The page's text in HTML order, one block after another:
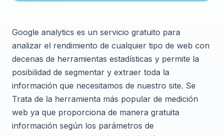
Google analytics es un servicio gratuito para
analizar el rendimiento de cualquier tipo de web con
decenas de herramientas estadísticas y permite la
posibilidad de segmentar y extraer toda la
información que necesitamos de nuestro site. Se
Trata de la herramienta más popular de medición
web ya que proporciona de manera gratuita
información según los parámetros de